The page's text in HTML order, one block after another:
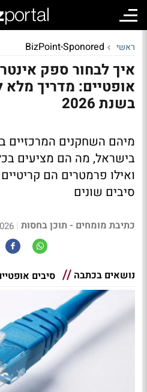
ראשי BizPoint-Sponored
איך לבחור ספק
אופטיים: מדריך
בשנת 2026
מיהם השחקנים המרכזיים
בישראל, מה הם מציעים
ואילו פרמטרים הם
סיבים שונים
כתיבת מומחים - תוכן בחסות |
נושאים בכתבה סיבים